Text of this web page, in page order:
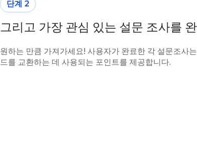
단계 2
그리고 가장 관심 있는 설문 조사를
원하는 만큼 가져가세요! 사용자가 완료한 각 설문조사
드를 교환하는 데 사용되는 포인트를 제공합니다.